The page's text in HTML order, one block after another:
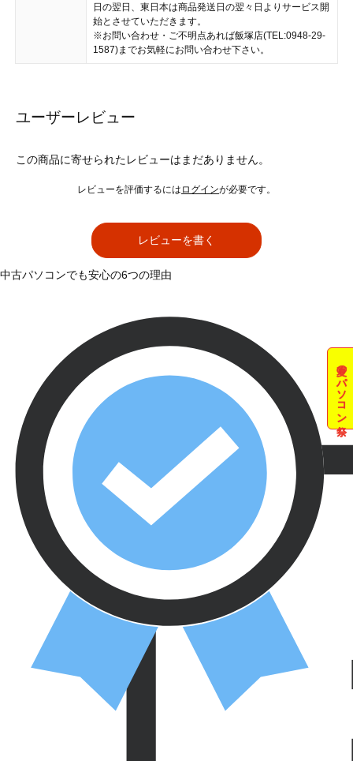
日の翌日、東日本は商品発送日の翌々日よりサービス開
始とさせていただきます。
※お問い合わせ・ご不明点あれば飯塚店(TEL:0948-29-
1587)までお気軽にお問い合わせ下さい。
ユーザーレビュー
この商品に寄せられたレビューはまだありません。
レビューを評価するには ログインが必要です。
レビューを書く
夏のパソコン祭
中古パソコンでも安心の6つの理由